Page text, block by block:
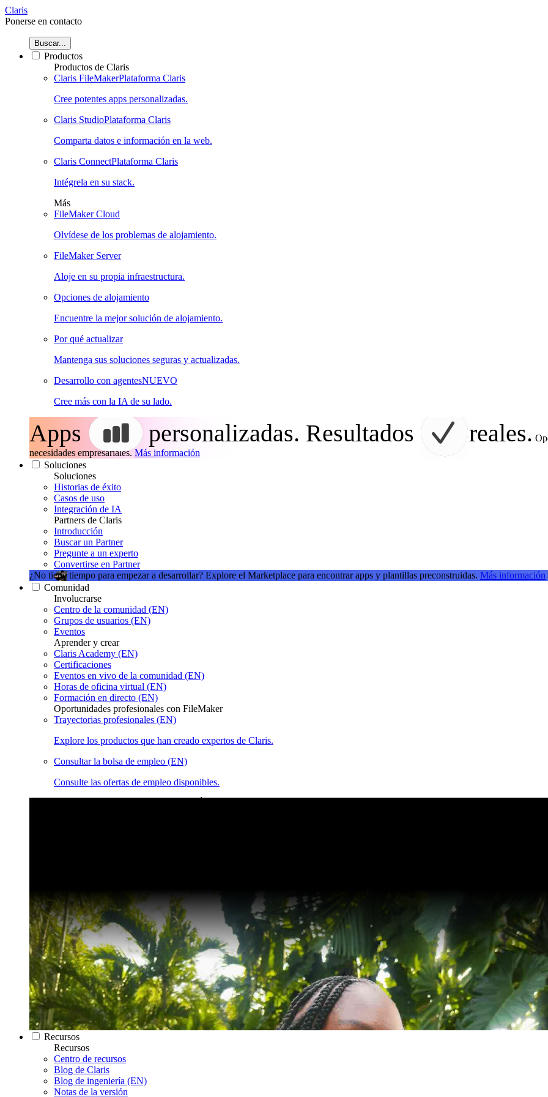
Claris
Ponerse en contacto
Buscar...
Productos
Productos de Claris
Claris FileMakerPlataforma Claris
Cree potentes apps personalizadas.
Claris StudioPlataforma Claris
Comparta datos e información en la web.
Claris ConnectPlataforma Claris
Intégrela en su stack.
Más
FileMaker Cloud
Olvídese de los problemas de alojamiento.
FileMaker Server
Aloje en su propia infraestructura.
Opciones de alojamiento
Encuentre la mejor solución de alojamiento.
Por qué actualizar
Mantenga sus soluciones seguras y actualizadas.
Desarrollo con agentesNUEVO
Cree más con la IA de su lado.
Apps personalizadas. Resultados reales.
necesidades empresariales. Más información
Soluciones
Soluciones
Historias de éxito
Casos de uso
Integración de IA
Partners de Claris
Introducción
Buscar un Partner
Pregunte a un experto
Convertirse en Partner
¿No tiene tiempo para empezar a desarrollar? Explore el Marketplace para encontrar apps y plantillas preconstruidas. Más información
Comunidad
Involucrarse
Centro de la comunidad (EN)
Grupos de usuarios (EN)
Eventos
Aprender y crear
Claris Academy (EN)
Certificaciones
Eventos en vivo de la comunidad (EN)
Horas de oficina virtual (EN)
Formación en directo (EN)
Oportunidades profesionales con FileMaker
Trayectorias profesionales (EN)
Explore los productos que han creado expertos de Claris.
Consultar la bolsa de empleo (EN)
Consulte las ofertas de empleo disponibles.
Recursos
Recursos
Centro de recursos
Blog de Claris
Blog de ingeniería (EN)
Notas de la versión